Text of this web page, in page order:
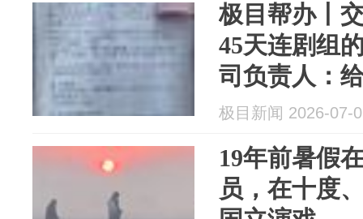
极目帮办丨
45天连剧组
司负责人：
和培训课程
极目新闻 2026-07-
19年前暑假
员，在十度